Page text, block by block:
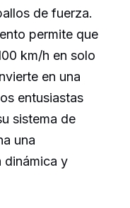
de fuerza.
permite que
km/h en solo
en una
entusiastas
sistema de
una
dinámica y